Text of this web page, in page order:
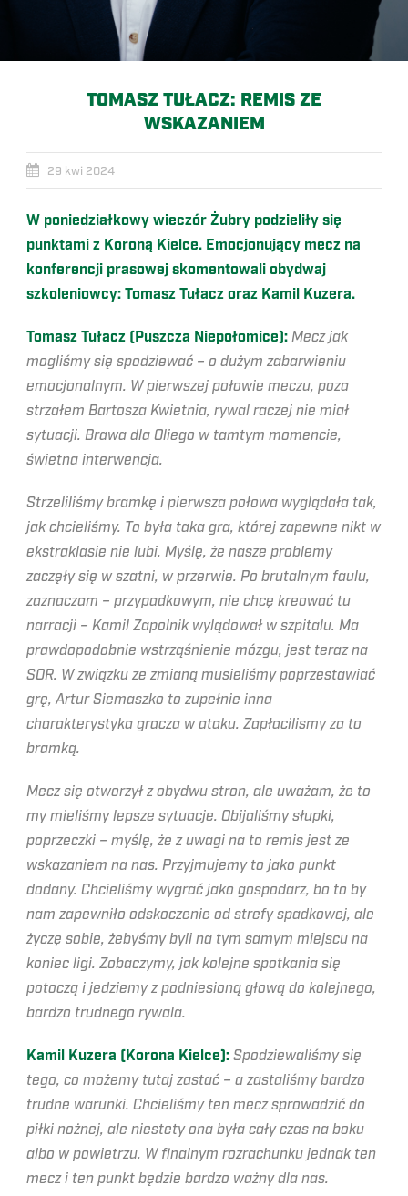
TOMASZ TUŁACZ: REMIS ZE
WSKAZANIEM
29 kwi 2024
W poniedziałkowy wieczór Żubry podzieliły się
punktami z Koroną Kielce. Emocjonujący mecz na
konferencji prasowej skomentowali obydwaj
szkoleniowcy: Tomasz Tułacz oraz Kamil Kuzera.
Tomasz Tułacz (Puszcza Niepołomice): Mecz jak
mogliśmy się spodziewać – o dużym zabarwieniu
emocjonalnym. W pierwszej połowie meczu, poza
strzałem Bartosza Kwietnia, rywal raczej nie miał
sytuacji. Brawa dla Oliego w tamtym momencie,
świetna interwencja.
Strzeliliśmy bramkę i pierwsza połowa wyglądała tak,
jak chcieliśmy. To była taka gra, której zapewne nikt w
ekstraklasie nie lubi. Myślę, że nasze problemy
zaczęły się w szatni, w przerwie. Po brutalnym faulu,
zaznaczam – przypadkowym, nie chcę kreować tu
narracji – Kamil Zapolnik wylądował w szpitalu. Ma
prawdopodobnie wstrząśnienie mózgu, jest teraz na
SOR. W związku ze zmianą musieliśmy poprzestawiać
grę, Artur Siemaszko to zupełnie inna
charakterystyka gracza w ataku. Zapłacilismy za to
bramką.
Mecz się otworzył z obydwu stron, ale uważam, że to
my mieliśmy lepsze sytuacje. Obijaliśmy słupki,
poprzeczki – myślę, że z uwagi na to remis jest ze
wskazaniem na nas. Przyjmujemy to jako punkt
dodany. Chcieliśmy wygrać jako gospodarz, bo to by
nam zapewniło odskoczenie od strefy spadkowej, ale
życzę sobie, żebyśmy byli na tym samym miejscu na
koniec ligi. Zobaczymy, jak kolejne spotkania się
potoczą i jedziemy z podniesioną głową do kolejnego,
bardzo trudnego rywala.
Kamil Kuzera (Korona Kielce): Spodziewaliśmy się
tego, co możemy tutaj zastać – a zastaliśmy bardzo
trudne warunki. Chcieliśmy ten mecz sprowadzić do
piłki nożnej, ale niestety ona była cały czas na boku
albo w powietrzu. W finalnym rozrachunku jednak ten
mecz i ten punkt będzie bardzo ważny dla nas.